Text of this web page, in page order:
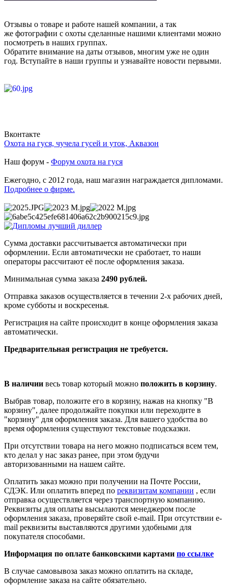
Отзывы о товаре и работе нашей компании, а так
же фотографии с охоты сделанные нашими клиентами можно
посмотреть в наших группах.
Обратите внимание на даты отзывов, многим уже не один
год. Вступайте в наши группы и узнавайте новости первыми.
Вконтакте
Охота на гуся, чучела гусей и уток, Аквазон
Наш форум - Форум охота на гуся
Ежегодно, с 2012 года, наш магазин награждается дипломами.
Подробнее о фирме.
Сумма доставки рассчитывается автоматически при
оформлении. Если автоматически не сработает, то наши
операторы рассчитают её после оформления заказа.
Минимальная сумма заказа 2490 рублей.
Отправка заказов осуществляется в течении 2-х рабочих дней,
кроме субботы и воскресенья.
Регистрация на сайте происходит в конце оформления заказа
автоматически.
Предварительная регистрация не требуется.
В наличии весь товар который можно положить в корзину.
Выбрав товар, положите его в корзину, нажав на кнопку "В
корзину", далее продолжайте покупки или переходите в
"корзину" для оформления заказа. Для вашего удобства во
время оформления существуют текстовые подсказки.
При отсутствии товара на него можно подписаться всем тем,
кто делал у нас заказ ранее, при этом будучи
авторизованными на нашем сайте.
Оплатить заказ можно при получении на Почте России,
СДЭК. Или оплатить вперед по реквизитам компании , если
отправка осуществляется через транспортную компанию.
Реквизиты для оплаты высылаются менеджером после
оформления заказа, проверяйте свой e-mail. При отсутствии e-
mail реквизиты выставляются другими удобными для
покупателя способами.
Информация по оплате банковскими картами по ссылке
В случае самовывоза заказ можно оплатить на складе,
оформление заказа на сайте обязательно.